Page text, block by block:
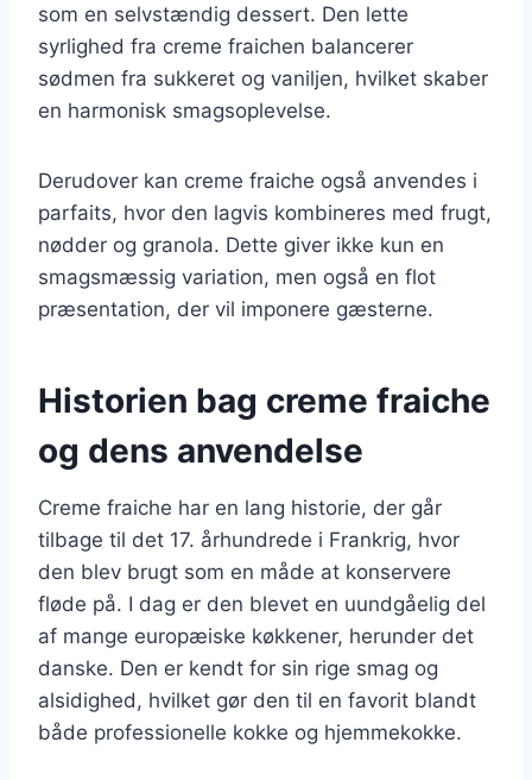
som en selvstændig dessert. Den lette
syrlighed fra creme fraichen balancerer
sødmen fra sukkeret og vaniljen, hvilket skaber
en harmonisk smagsoplevelse.
Derudover kan creme fraiche også anvendes i
parfaits, hvor den lagvis kombineres med frugt,
nødder og granola. Dette giver ikke kun en
smagsmæssig variation, men også en flot
præsentation, der vil imponere gæsterne.
Historien bag creme fraiche
og dens anvendelse
Creme fraiche har en lang historie, der går
tilbage til det 17. århundrede i Frankrig, hvor
den blev brugt som en måde at konservere
fløde på. I dag er den blevet en uundgåelig del
af mange europæiske køkkener, herunder det
danske. Den er kendt for sin rige smag og
alsidighed, hvilket gør den til en favorit blandt
både professionelle kokke og hjemmekokke.